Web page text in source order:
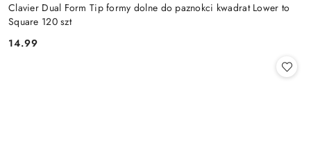
Clavier Dual Form Tip formy dolne do paznokci kwadrat Lower to
Square 120 szt
Cena:
14.99